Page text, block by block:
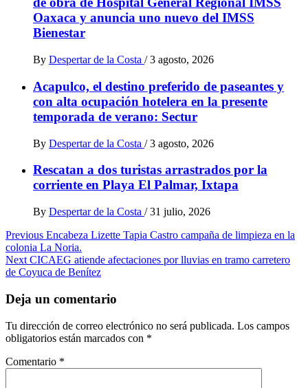
Oaxaca y anuncia uno nuevo del IMSS
Bienestar
By Despertar de la Costa / 3 agosto, 2026
Acapulco, el destino preferido de paseantes y
con alta ocupación hotelera en la presente
temporada de verano: Sectur
By Despertar de la Costa / 3 agosto, 2026
Rescatan a dos turistas arrastrados por la
corriente en Playa El Palmar, Ixtapa
By Despertar de la Costa / 31 julio, 2026
Post
navigation
Previous Encabeza Lizette Tapia Castro campaña de limpieza en la
colonia La Noria.
Next CICAEG atiende afectaciones por lluvias en tramo carretero
de Coyuca de Benítez
Deja un comentario
Tu dirección de correo electrónico no será publicada. Los campos
obligatorios están marcados con *
Comentario *